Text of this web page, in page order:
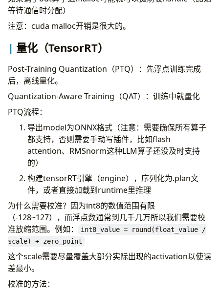
等待通信时分配）
注意：cuda malloc开销是很大的。
量化（TensorRT）
Post-Training Quantization（PTQ）：先浮点训练完成
后，离线量化。
Quantization-Aware Training（QAT）：训练中就量化
PTQ流程：
导出model为ONNX格式（注意：需要确保所有算子
都支持，否则需要手动写插件，比如flash
attention、RMSnorm这种LLM算子还没及时支持
的）
构建tensorRT引擎（engine），序列化为.plan文
件，或者直接加载到runtime里推理
为什么需要校准？因为int8的数值范围有限
（-128~127），而浮点数通常到几千几万所以我们需要校
准放缩范围。例如：
int8_value = round(float_value /
scale) + zero_point
这个scale需要尽量覆盖大部分实际出现的activation以使误
差最小。
校准的方法：